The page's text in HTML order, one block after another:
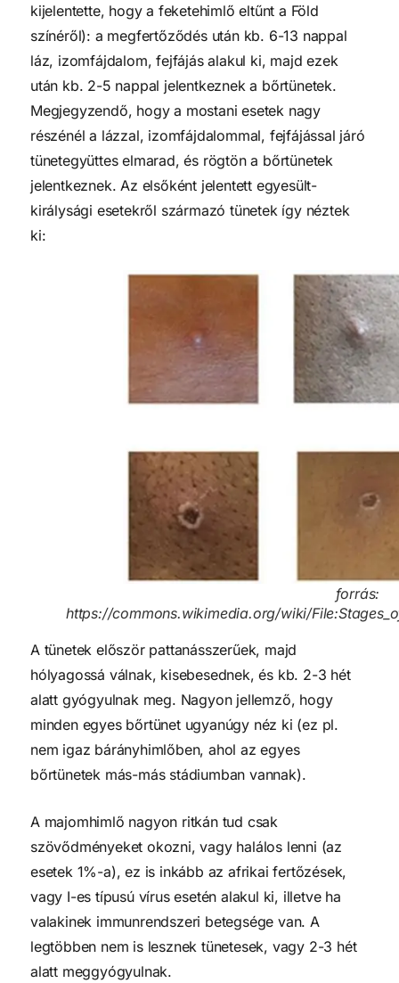
kijelentette, hogy a feketehimlő eltűnt a Föld
színéről): a megfertőződés után kb. 6-13 nappal
láz, izomfájdalom, fejfájás alakul ki, majd ezek
után kb. 2-5 nappal jelentkeznek a bőrtünetek.
Megjegyzendő, hogy a mostani esetek nagy
részénél a lázzal, izomfájdalommal, fejfájással járó
tünetegyüttes elmarad, és rögtön a bőrtünetek
jelentkeznek. Az elsőként jelentett egyesült-
királysági esetekről származó tünetek így néztek
ki:
forrás:
https://commons.wikimedia.org/wiki/
A tünetek először pattanásszerűek, majd
hólyagossá válnak, kisebesednek, és kb. 2-3 hét
alatt gyógyulnak meg. Nagyon jellemző, hogy
minden egyes bőrtünet ugyanúgy néz ki (ez pl.
nem igaz bárányhimlőben, ahol az egyes
bőrtünetek más-más stádiumban vannak).
A majomhimlő nagyon ritkán tud csak
szövődményeket okozni, vagy halálos lenni (az
esetek 1%-a), ez is inkább az afrikai fertőzések,
vagy I-es típusú vírus esetén alakul ki, illetve ha
valakinek immunrendszeri betegsége van. A
legtöbben nem is lesznek tünetesek, vagy 2-3 hét
alatt meggyógyulnak.